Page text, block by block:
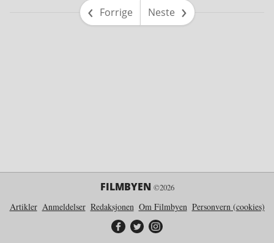
ForrigesideNesteside
FILMBYEN ©2026
Artikler Anmeldelser Redaksjonen Om Filmbyen Personvern (cookies)
Filmbyen på Facebook
Filmbyen på Twitter
Filmbyen på Instagram